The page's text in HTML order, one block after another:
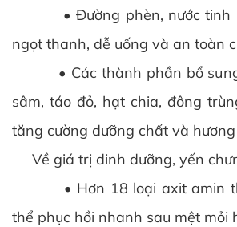
• Đường phèn, nước tinh
ngọt thanh, dễ uống và an toàn
• Các thành phần bổ sung
sâm, táo đỏ, hạt chia, đông
tăng cường dưỡng chất và hương
Về giá trị dinh dưỡng, yến
• Hơn 18 loại axit amin
thể phục hồi nhanh sau mệt mỏi